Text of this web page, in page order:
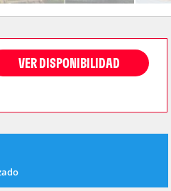
VER DISPONIBILIDAD